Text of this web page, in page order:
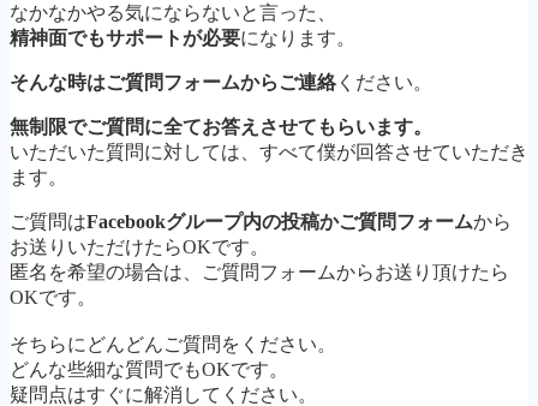
なかなかやる気にならないと言った、
精神面でもサポートが必要になります。
そんな時はご質問フォームからご連絡 ください。
無制限でご質問に全てお答えさせてもらいます。
いただいた質問に対しては、すべて僕が回答させていただき
ます。
ご質問はFacebookグループ内の投稿かご質問フォームから
お送りいただけたらOKです。
匿名を希望の場合は、ご質問フォームからお送り頂けたら
OKです。
そちらにどんどんご質問をください。
どんな些細な質問でもOKです。
疑問点はすぐに解消してください。